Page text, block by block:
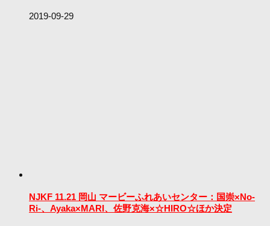
2019-09-29
NJKF 11.21 岡山 マービーふれあいセンター：国崇×No-
Ri-、Ayaka×MARI、佐野克海×☆HIRO☆ほか決定